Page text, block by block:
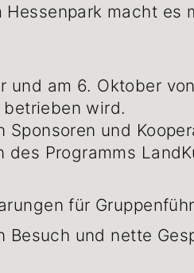
Hessenpark macht
am 6. Oktober
wird.
und
Programms
für
und nette